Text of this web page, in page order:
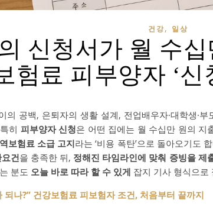
건강, 일상
신청서가 월 수
험료 피부양자 ‘신
의 공백, 은퇴자의 생활 설계, 전업배우자·대학생·
히 피부양자 신청은 어떤 집에는 월 수십만 원의 지
보험료 소급 고지라는 ‘비용 폭탄’으로 돌아오기도
건을 충족한 뒤, 정해진 타임라인에 맞춰 증빙을 제
분도 오늘 바로 따라 할 수 있게 잡지 기사 형식으로
되나?” 건강보험료 피보험자 조건, 처음부터 끝까지